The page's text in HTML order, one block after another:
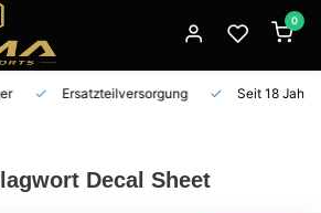
0
Ersatzteilversorgung Seit 18 Jahren
Decal Sheet